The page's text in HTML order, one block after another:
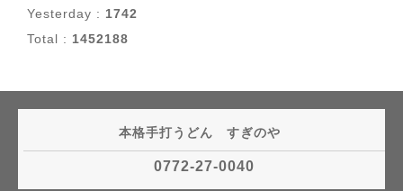
Yesterday : 1742
Total : 1452188
本格手打うどん すぎのや
0772-27-0040